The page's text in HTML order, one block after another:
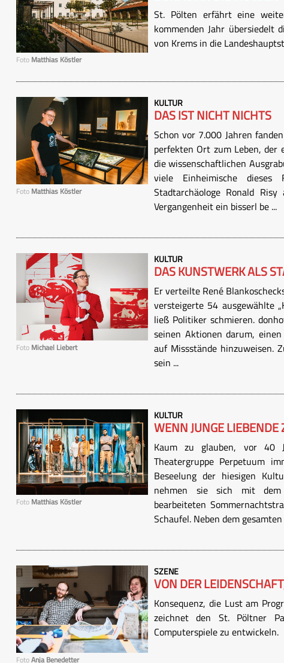
Foto Matthias Köstler
St. Pölten erfährt eine
kommenden Jahr übersiedelt
von Krems in die
Foto Matthias Köstler
KULTUR
DAS IST NICHT NICHTS
Schon vor 7.000 Jahren
perfekten Ort zum Leben, der
die wissenschaftlichen
viele Einheimische dieses
Stadtarchäologe Ronald
Vergangenheit ein bisserl be ...
Foto Michael Liebert
KULTUR
DAS KUNSTWERK ALS
Er verteilte René
versteigerte 54 ausgewählte
ließ Politiker schmieren.
seinen Aktionen darum,
auf Missstände hinzuweisen.
sein ...
Foto Matthias Köstler
KULTUR
WENN JUNGE
Kaum zu glauben, vor 40
Theatergruppe Perpetuum
Beseelung der hiesigen
nehmen sie sich mit dem
bearbeiteten
Schaufel. Neben dem
FotoAnja Benedetter
SZENE
VON DER
Konsequenz, die Lust am
zeichnet den St. Pöltner
Computerspiele zu entwickeln.